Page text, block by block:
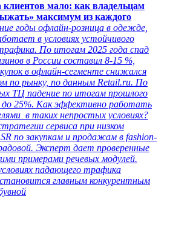
клиентов мало: как владельцам
максимум из каждого
годы офлайн-розница в одежде,
в условиях устойчивого
По итогам 2025 года спад
в России составил 8-15 %,
в офлайн-сегменте снижался
по рынку, по данным Retail.ru. По
ТЦ падение по итогам прошлого
до 25%. Как эффективно работать
в таких непростых условиях?
сервиса при низком
по закупкам и продажам в fashion-
Эксперт дает проверенные
примерами речевых модулей.
падающего трафика
главным конкурентным